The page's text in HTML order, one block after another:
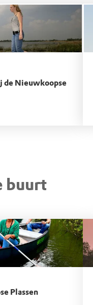
/
is de
een lange reis
Nederland. Ze
voor een
de Nieuwkoopse
buurt
Plassen